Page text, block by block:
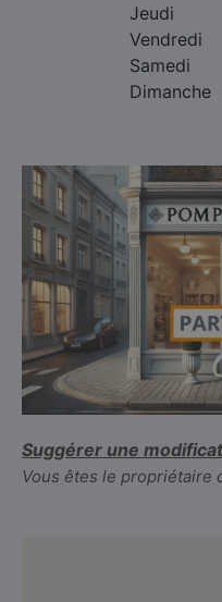
Jeudi
Vendredi
Samedi
Dimanche
Suggérer une
Vous êtes le propriétaire